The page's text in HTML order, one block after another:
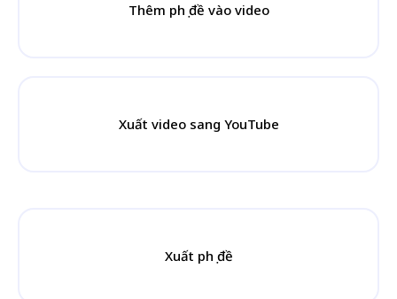
Thêm phụ đề vào video
Xuất video sang YouTube
Xuất phụ đề